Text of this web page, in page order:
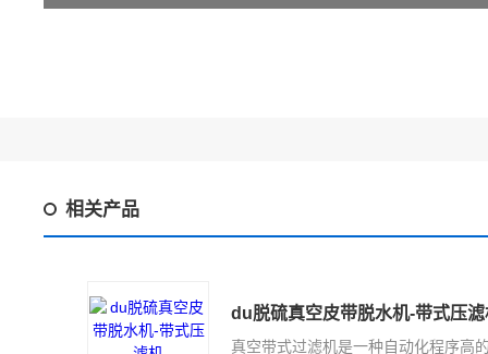
相关产品
du脱硫真空皮带脱水机-带式压滤